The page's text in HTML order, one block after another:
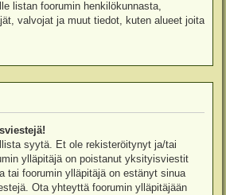
listan foorumin henkilökunnasta,
valvojat ja muut tiedot, kuten alueet joita
syytä. Et ole rekisteröitynyt ja/tai
ylläpitäjä on poistanut yksityisviestit
tai foorumin ylläpitäjä on estänyt sinua
Ota yhteyttä foorumin ylläpitäjään